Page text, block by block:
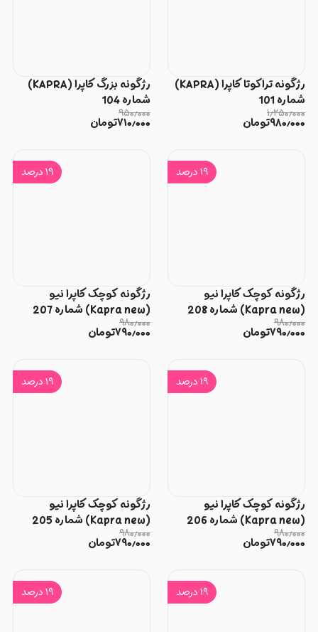
رژگونه تراکوتا کاپرا (KAPRA)
شماره 101
۱٫۲۵۰٫۰۰۰
۹۸۰٫۰۰۰تومان
رژگونه بزرگ کاپرا (KAPRA)
شماره 104
۹۵۰٫۰۰۰
۷۱۰٫۰۰۰تومان
۱۹درصد
رژگونه کوچک کاپرا نیو
(Kapra new) شماره 208
۹۸۰٫۰۰۰
۷۹۰٫۰۰۰تومان
۱۹درصد
رژگونه کوچک کاپرا نیو
(Kapra new) شماره 207
۹۸۰٫۰۰۰
۷۹۰٫۰۰۰تومان
۱۹درصد
رژگونه کوچک کاپرا نیو
(Kapra new) شماره 206
۹۸۰٫۰۰۰
۷۹۰٫۰۰۰تومان
۱۹درصد
رژگونه کوچک کاپرا نیو
(Kapra new) شماره 205
۹۸۰٫۰۰۰
۷۹۰٫۰۰۰تومان
۱۹درصد ۱۹درصد